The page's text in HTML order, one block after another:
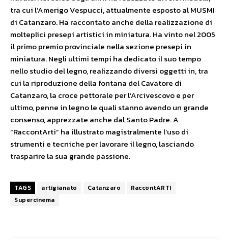
tra cui l’Amerigo Vespucci, attualmente esposto al MUSMI
di Catanzaro. Ha raccontato anche della realizzazione di
molteplici presepi artistici in miniatura. Ha vinto nel 2005
il primo premio provinciale nella sezione presepi in
miniatura. Negli ultimi tempi ha dedicato il suo tempo
nello studio del legno, realizzando diversi oggetti in, tra
cui la riproduzione della fontana del Cavatore di
Catanzaro, la croce pettorale per l’Arcivescovo e per
ultimo, penne in legno le quali stanno avendo un grande
consenso, apprezzate anche dal Santo Padre. A
“RaccontArti” ha illustrato magistralmente l’uso di
strumenti e tecniche per lavorare il legno, lasciando
trasparire la sua grande passione.
TAGS artigianato Catanzaro
RaccontARTI
Supercinema